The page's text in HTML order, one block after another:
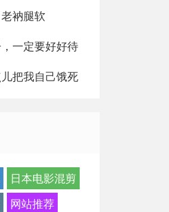
衲腿软
一定要好好待
把我自己饿死
日本电影混剪
网站推荐